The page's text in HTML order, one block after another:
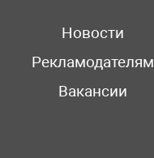
Новости
Рекламодателям
Вакансии